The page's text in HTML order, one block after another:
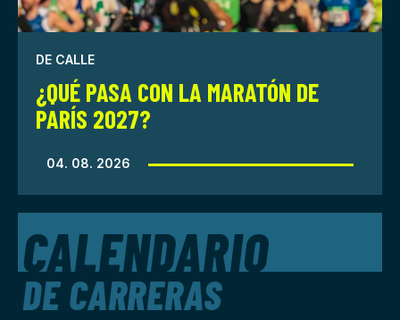
DE CALLE
¿QUÉ PASA CON LA MARATÓN DE
PARÍS 2027?
04. 08. 2026
CALENDARIO
DE CARRERAS